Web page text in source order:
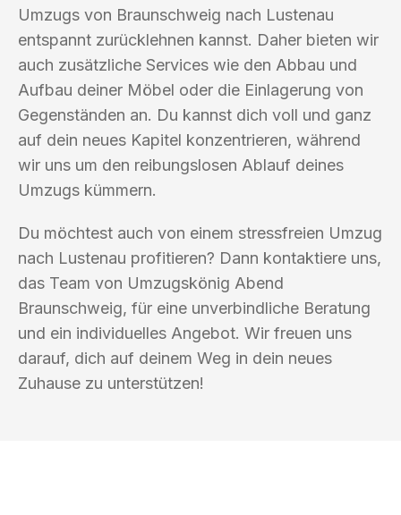
Umzugs von Braunschweig nach Lustenau
entspannt zurücklehnen kannst. Daher bieten wir
auch zusätzliche Services wie den Abbau und
Aufbau deiner Möbel oder die Einlagerung von
Gegenständen an. Du kannst dich voll und ganz
auf dein neues Kapitel konzentrieren, während
wir uns um den reibungslosen Ablauf deines
Umzugs kümmern.
Du möchtest auch von einem stressfreien Umzug
nach Lustenau profitieren? Dann kontaktiere uns,
das Team von Umzugskönig Abend
Braunschweig, für eine unverbindliche Beratung
und ein individuelles Angebot. Wir freuen uns
darauf, dich auf deinem Weg in dein neues
Zuhause zu unterstützen!